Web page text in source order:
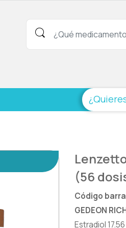
(56
Código
GEDEON
Estradiol